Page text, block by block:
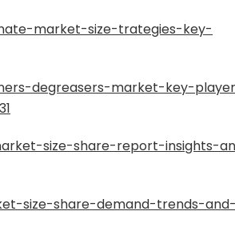
market-size-trategies-key-
degreasers-market-key-
size-share-report-insights-
size-share-demand-trends-and-